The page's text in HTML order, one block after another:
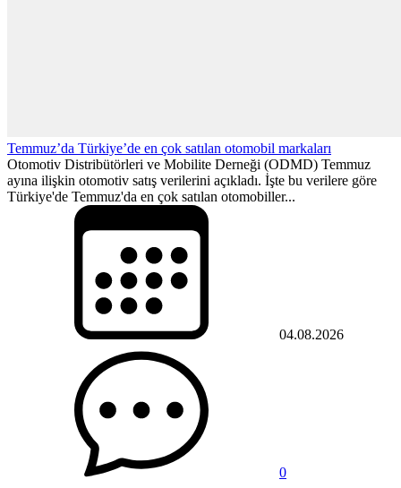
Temmuz’da Türkiye’de en çok satılan otomobil markaları
Otomotiv Distribütörleri ve Mobilite Derneği (ODMD) Temmuz
ayına ilişkin otomotiv satış verilerini açıkladı. İşte bu verilere göre
Türkiye'de Temmuz'da en çok satılan otomobiller...
04.08.2026
0